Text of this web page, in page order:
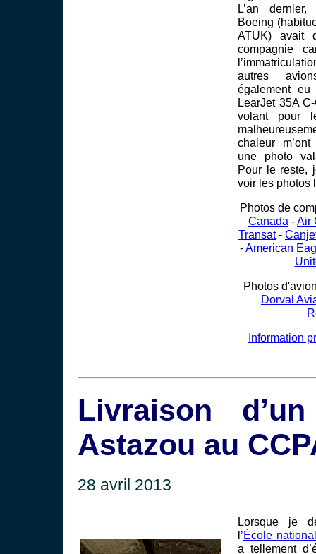
L’an
Boeing
ATUK) avait
compagnie
autres
également
LearJet 35A
volant pour
chaleur
une photo
Pour le reste,
voir les photos
Photos de
Canada -Air
Transat-
-American
Photos
Dorval
Information
Livraison
Astazou au
28 avril 2013
Lorsque je
l’École
a tellement